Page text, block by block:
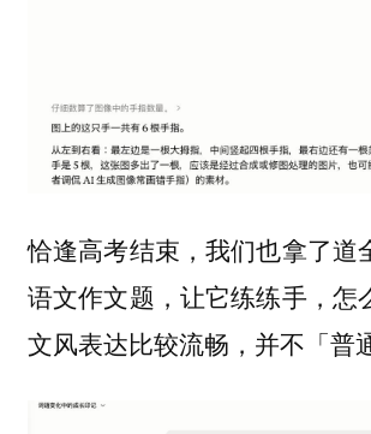
恰逢高考结束，我们也拿了道
语文作文题，让它练练手，怎
文风表达比较流畅，并不「普